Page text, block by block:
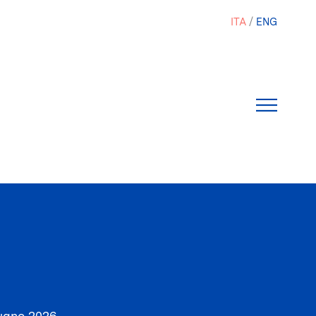
ITA ENG